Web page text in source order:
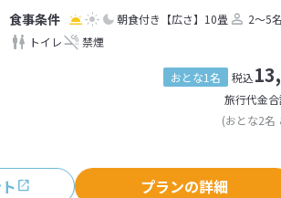
朝食付き 【広さ】10畳 2～5名
トイレ
禁煙
おとな1名 税込
旅行代金
(おとな2名
プランの詳細